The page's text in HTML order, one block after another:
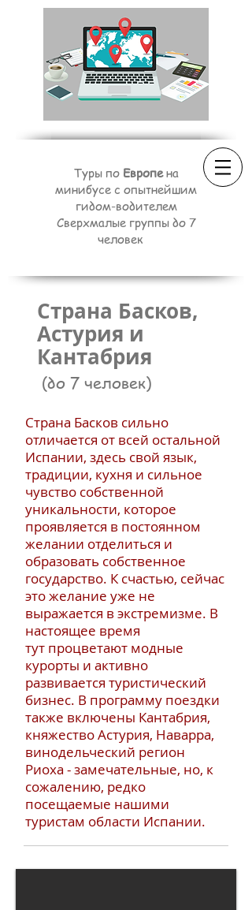
Туры по Европена
минибусе с опытнейшим
гидом-водителем
Сверхмалые группы до 7
человек
Страна Басков,
Астурия и
Кантабрия
(до 7 человек)
Страна Басков сильно
отличается от всей остальной
Испании, здесь свой язык,
традиции, кухня и сильное
чувство собственной
уникальности, которое
проявляется в постоянном
желании отделиться и
образовать собственное
государство. К счастью, сейчас
это желание уже не
выражается в экстремизме. В
настоящее время
тут процветают модные
курорты и активно
развивается туристический
бизнес. В программу поездки
также включены Кантабрия,
княжество Астурия, Наварра,
винодельческий регион
Риоха - замечательные, но, к
сожалению, редко
посещаемые нашими
туристам области Испании.